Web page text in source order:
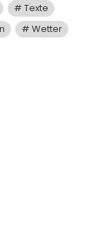
Texte
Wetter